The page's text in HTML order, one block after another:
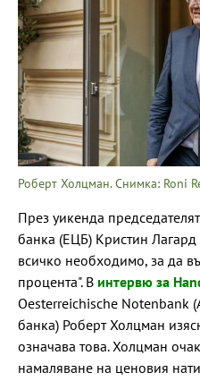
Роберт Холцман. Снимка: Roni
През уикенда
банка (ЕЦБ) Кристин
всичко необходимо, за да
процента". В интервю за
Oesterreichische Notenbank
банка) Роберт Холцман
означава това. Холцман
намаляване на ценовия